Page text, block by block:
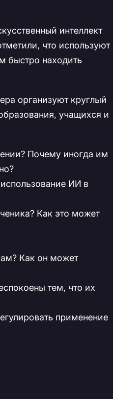
интеллект
что используют
быстро находить
организуют круглый
учащихся и
Почему иногда им
ИИ в
Как это может
Как он может
тем, что их
применение